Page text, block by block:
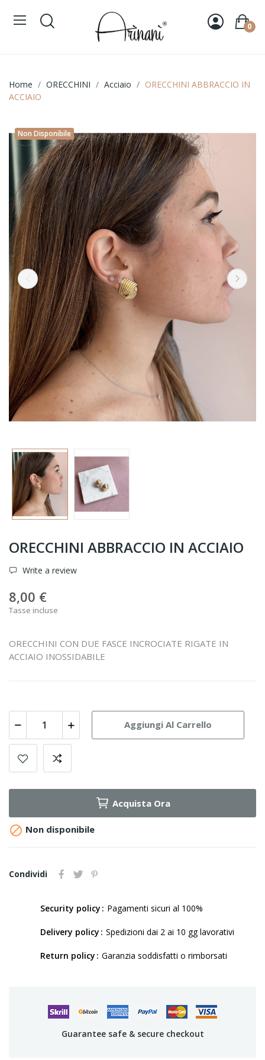
0
Home ORECCHINI Acciaio
ORECCHINI ABBRACCIO IN
ACCIAIO
Non Disponibile
ORECCHINI ABBRACCIO IN ACCIAIO
Write a review
8,00 €
Tasse incluse
ORECCHINI CON DUE FASCE INCROCIATE RIGATE IN
ACCIAIO INOSSIDABILE
Aggiungi Al Carrello
Acquista Ora
 Non disponibile
Condividi
Security policy Pagamenti sicuri al 100%
Delivery policy Spedizioni dai 2 ai 10 gg lavorativi
Return policy Garanzia soddisfatti o rimborsati
Guarantee safe & secure checkout